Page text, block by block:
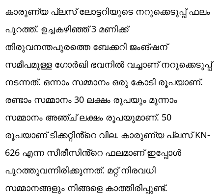
കാരുണ്യ പ്ലസ് ലോട്ടറിയുടെ നറുക്കെടുപ്പ് ഫലം
പുറത്ത്. ഉച്ചകഴിഞ്ഞ് 3 മണിക്ക്
തിരുവനന്തപുരത്തെ ബേക്കറി ജംങ്ഷന്
സമീപമുള്ള ​ഗോർഖി ഭവനിൽ വച്ചാണ് നറുക്കെടുപ്പ്
നടന്നത്. ഒന്നാം സമ്മാനം ഒരു കോടി രൂപയാണ്.
രണ്ടാം സമ്മാനം 30 ലക്ഷം രൂപയും മൂന്നാം
സമ്മാനം അഞ്ച് ലക്ഷം രൂപയുമാണ്. 50
രൂപയാണ് ടിക്കറ്റിൻ്റെ വില. കാരുണ്യ പ്ലസ് KN-
626 എന്ന സീരീസിൻ്റെ ഫലമാണ് ഇപ്പോൾ
പുറത്തുവന്നിരിക്കുന്നത്. മറ്റ് നിരവധി
സമ്മാനങ്ങളും നിങ്ങളെ കാത്തിരിപ്പുണ്ട്.